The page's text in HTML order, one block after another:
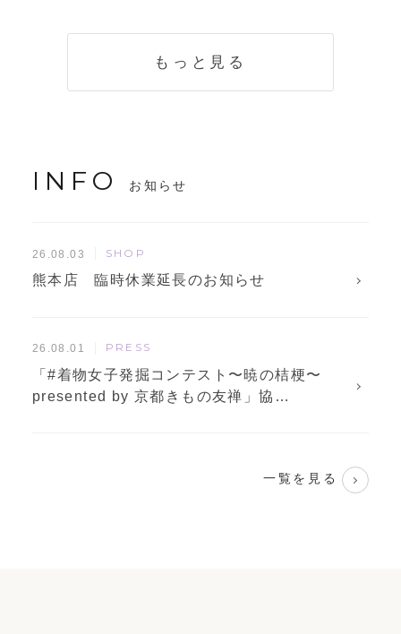
もっと見る
INFO お知らせ
26.08.03 SHOP
熊本店 臨時休業延長のお知らせ
26.08.01 PRESS
「#着物女子発掘コンテスト〜暁の桔梗〜
presented by 京都きもの友禅」協…
一覧を見る